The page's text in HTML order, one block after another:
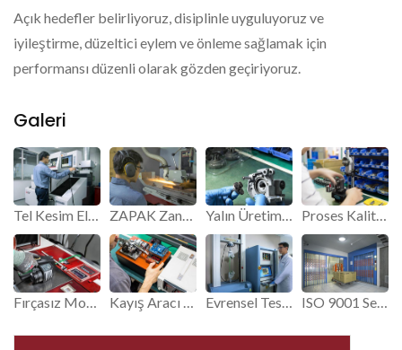
Açık hedefler belirliyoruz, disiplinle uyguluyoruz ve
iyileştirme, düzeltici eylem ve önleme sağlamak için
performansı düzenli olarak gözden geçiriyoruz.
Galeri
Tel Kesim Elektrik Deşarjı. ZAPAK Zanaatkarlık. Yalın Üretim Hattı. Proses Kalite Kontrolü.
Fırçasız Motor Kalite Güvencesi. Kayış Aracı Dayanıklılık Testi. Evrensel Test Makinesi. ISO 9001 Sertifikalı Kalite Kontrol Sistemi.